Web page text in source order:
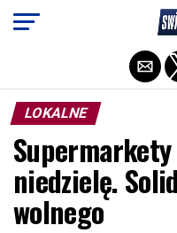
LOKALNE
niedzielę.
wolnego
Exit